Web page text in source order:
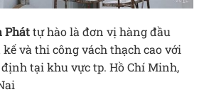
Pháttự hào là đơn vị hàng đầu
và thi công vách thạch cao với
tại khu vực tp. Hồ Chí Minh,